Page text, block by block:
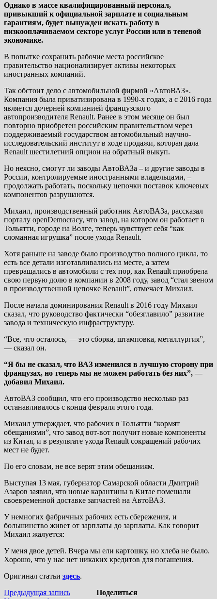
Однако в массе квалифицированный персонал,
привыкший к официальной зарплате и социальным
гарантиям, будет вынужден искать работу в
низкооплачиваемом секторе услуг России или в теневой
экономике.
В попытке сохранить рабочие места российское
правительство национализирует активы некоторых
иностранных компаний.
Так обстоит дело с автомобильной фирмой «АвтоВАЗ».
Компания была приватизирована в 1990-х годах, а с 2016 года
является дочерней компанией французского
автопроизводителя Renault. Ранее в этом месяце он был
повторно приобретен российским правительством через
поддерживаемый государством автомобильный научно-
исследовательский институт в ходе продажи, которая дала
Renault шестилетний опцион на обратный выкуп.
Но неясно, смогут ли заводы АвтоВАЗа – и другие заводы в
России, контролируемые иностранными владельцами, –
продолжать работать, поскольку цепочки поставок ключевых
компонентов разрушаются.
Михаил, производственный работник АвтоВАЗа, рассказал
порталу openDemocracy, что завод, на котором он работает в
Тольятти, городе на Волге, теперь чувствует себя “как
сломанная игрушка” после ухода Renault.
Хотя раньше на заводе было производство полного цикла, то
есть все детали изготавливались на месте, а затем
превращались в автомобили с тех пор, как Renault приобрела
свою первую долю в компании в 2008 году, завод “стал звеном
в производственной цепочке Renault”, отмечает Михаил.
После начала доминирования Renault в 2016 году Михаил
сказал, что руководство фактически “обезглавило” развитие
завода и техническую инфраструктуру.
“Все, что осталось, — это сборка, штамповка, металлургия”,
— сказал он.
“Я бы не сказал, что ВАЗ изменился в лучшую сторону при
французах, но теперь мы не можем работать без них”, —
добавил Михаил.
АвтоВАЗ сообщил, что его производство несколько раз
останавливалось с конца февраля этого года.
Михаил утверждает, что рабочих в Тольятти “кормят
обещаниями”, что завод вот-вот получит новые компоненты
из Китая, и в результате ухода Renault сокращений рабочих
мест не будет.
По его словам, не все верят этим обещаниям.
Выступая 13 мая, губернатор Самарской области Дмитрий
Азаров заявил, что новые карантины в Китае помешали
своевременной доставке запчастей на АвтоВАЗ.
У немногих фабричных рабочих есть сбережения, и
большинство живет от зарплаты до зарплаты. Как говорит
Михаил жалуется:
У меня двое детей. Вчера мы ели картошку, но хлеба не было.
Хорошо, что у нас нет никаких кредитов для погашения.
Оригинал статьи здесь.
Поделиться
Навигация
Предыдущая записьПредыдущая